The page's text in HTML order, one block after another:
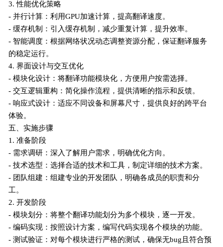
3. 性能优化策略
- 并行计算：利用GPU加速计算，提高翻译速度。
- 缓存机制：引入缓存机制，减少重复计算，提升效率。
- 智能调度：根据网络状况动态调整资源分配，保证翻译服务
的稳定运行。
4. 界面设计与交互优化
- 模块化设计：将翻译功能模块化，方便用户按需选择。
- 交互逻辑重构：简化操作流程，提供清晰的指示和反馈。
- 响应式设计：适应不同设备和屏幕尺寸，提供良好的跨平台
体验。
五、实施步骤
1. 准备阶段
- 需求调研：深入了解用户需求，明确优化方向。
- 技术选型：选择合适的技术和工具，制定详细的技术方案。
- 团队组建：组建专业的开发团队，明确各成员的职责和分
工。
2. 开发阶段
- 模块划分：将整个翻译功能划分为多个模块，逐一开发。
- 编码实现：按照设计方案，编写代码实现各个模块的功能。
- 测试验证：对每个模块进行严格的测试，确保无bug且符合预